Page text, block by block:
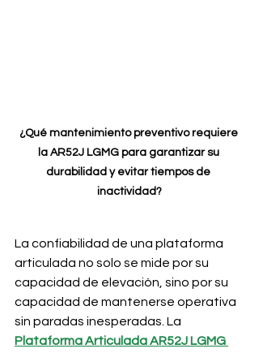
¿Qué mantenimiento preventivo requiere
la AR52J LGMG para garantizar su
durabilidad y evitar tiempos de
inactividad?
La confiabilidad de una plataforma
articulada no solo se mide por su
capacidad de elevación, sino por su
capacidad de mantenerse operativa
sin paradas inesperadas. La
Plataforma Articulada AR52J LGMG